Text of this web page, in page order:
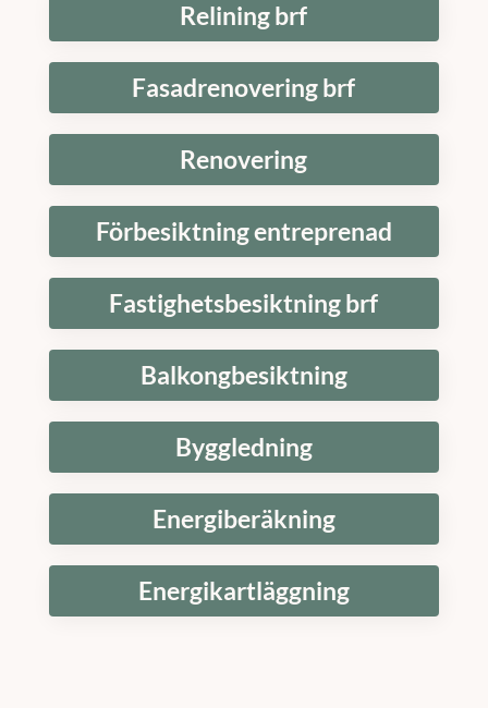
Relining brf
Fasadrenovering brf
Renovering
Förbesiktning entreprenad
Fastighetsbesiktning brf
Balkongbesiktning
Byggledning
Energiberäkning
Energikartläggning